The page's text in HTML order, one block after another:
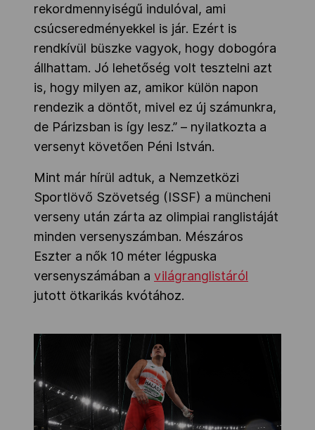
rekordmennyiségű indulóval, ami
csúcseredményekkel is jár. Ezért is
rendkívül büszke vagyok, hogy dobogóra
állhattam. Jó lehetőség volt tesztelni azt
is, hogy milyen az, amikor külön napon
rendezik a döntőt, mivel ez új számunkra,
de Párizsban is így lesz.” – nyilatkozta a
versenyt követően Péni István.
Mint már hírül adtuk, a Nemzetközi
Sportlövő Szövetség (ISSF) a müncheni
verseny után zárta az olimpiai ranglistáját
minden versenyszámban. Mészáros
Eszter a nők 10 méter légpuska
versenyszámában a világranglistáról
jutott ötkarikás kvótához.